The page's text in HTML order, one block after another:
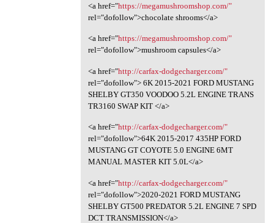
<a href="https://megamushroomshop.com/"
rel="dofollow">chocolate shrooms</a>
<a href="https://megamushroomshop.com/"
rel="dofollow">mushroom capsules</a>
<a href="http://carfax-dodgecharger.com/"
rel="dofollow"> 6K 2015-2021 FORD MUSTANG
SHELBY GT350 VOODOO 5.2L ENGINE TRANS
TR3160 SWAP KIT </a>
<a href="http://carfax-dodgecharger.com/"
rel="dofollow">64K 2015-2017 435HP FORD
MUSTANG GT COYOTE 5.0 ENGINE 6MT
MANUAL MASTER KIT 5.0L</a>
<a href="http://carfax-dodgecharger.com/"
rel="dofollow">2020-2021 FORD MUSTANG
SHELBY GT500 PREDATOR 5.2L ENGINE 7 SPD
DCT TRANSMISSION</a>